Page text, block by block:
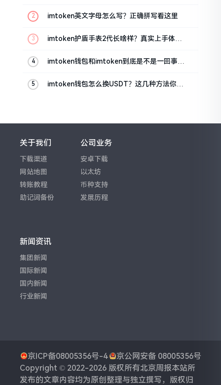
imtoken英文字母怎么写？正确拼写看这里
imtoken护盾手表2代长啥样？真实上手体验
imtoken钱包和imtoken到底是不是一回事？
imtoken钱包怎么换USDT？这几种方法你得
关于我们
下载渠道
网站地图
转账教程
助记词备份
公司业务
安卓下载
以太坊
币种支持
发展历程
新闻资讯
集团新闻
国际新闻
国内新闻
行业新闻
京ICP备08005356号-4
京公网安备 08005356号
Copyright © 2022-2026 版权所有北京周报本站所
发布的文章内容均为原创整理与独立撰写，版权归